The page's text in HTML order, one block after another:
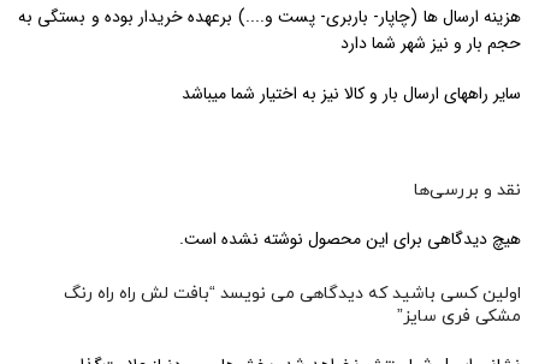
هزینه ارسال ها (چاپار- باربری- پست و....) برعهده خریدار بوده و بستگی به
حجم بار و نیز شهر شما دارد
سایر راههای ارسال بار و کالا نیز به اختیار شما میباشد
نقد و بررسی‌ها
هیچ دیدگاهی برای این محصول نوشته نشده است.
اولین کسی باشید که دیدگاهی می نویسد “بافت لش راه راه رنگ
مشکی فری سایز”